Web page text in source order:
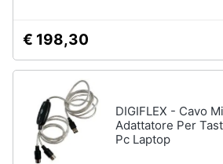
€ 198,30
DIGIFLEX - Cavo
Adattatore Per
Pc Laptop